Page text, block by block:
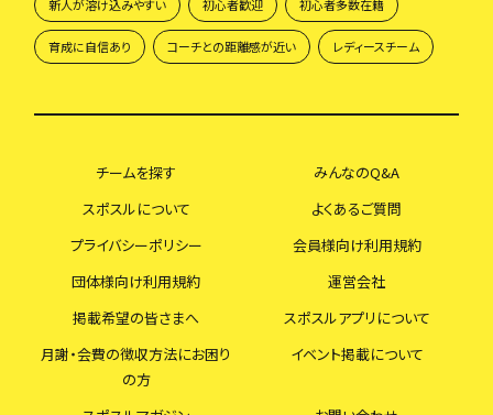
新人が溶け込みやすい 初心者歓迎 初心者多数在籍
育成に自信あり コーチとの距離感が近い レディースチーム
チームを探す
みんなのQ&A
スポスルについて
よくあるご質問
プライバシーポリシー
会員様向け利用規約
団体様向け利用規約
運営会社
掲載希望の皆さまへ
スポスルアプリについて
月謝・会費の徴収方法にお困り
の方
イベント掲載について